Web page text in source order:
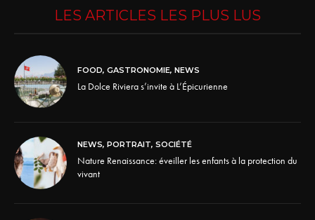
LES ARTICLES LES PLUS LUS
FOOD, GASTRONOMIE, NEWS
La Dolce Riviera s’invite à L’Épicurienne
NEWS, PORTRAIT, SOCIÉTÉ
Nature Renaissance: éveiller les enfants à la protection du
vivant